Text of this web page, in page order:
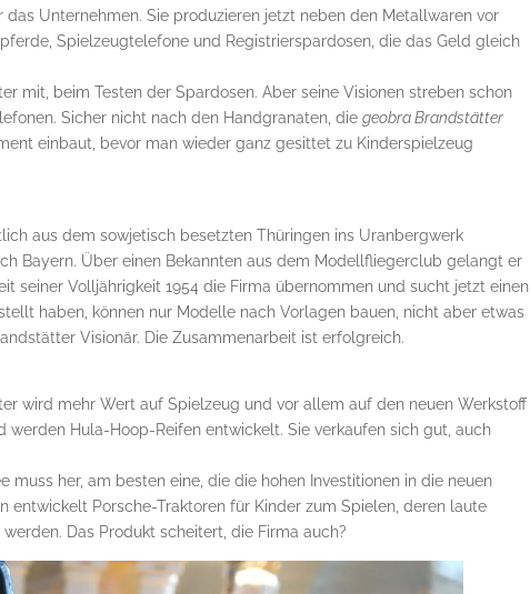
Unternehmen. Sie produzieren jetzt neben den Metallwaren vor
Spielzeugtelefone und Registrierspardosen, die das Geld gleich
mit, beim Testen der Spardosen. Aber seine Visionen streben schon
Sicher nicht nach den Handgranaten, diegeobra Brandstätter
einbaut, bevor man wieder ganz gesittet zu Kinderspielzeug
aus dem sowjetisch besetzten Thüringen ins Uranbergwerk
Bayern. Über einen Bekannten aus dem Modellfliegerclub gelangt er
seiner Volljährigkeit 1954 die Firma übernommen und sucht jetzt einen
haben, können nur Modelle nach Vorlagen bauen, nicht aber etwas
Visionär. Die Zusammenarbeit ist erfolgreich.
wird mehr Wert auf Spielzeug und vor allem auf den neuen Werkstoff
werden Hula-Hoop-Reifen entwickelt. Sie verkaufen sich gut, auch
muss her, am besten eine, die die hohen Investitionen in die neuen
entwickelt Porsche-Traktoren für Kinder zum Spielen, deren laute
Das Produkt scheitert, die Firma auch?